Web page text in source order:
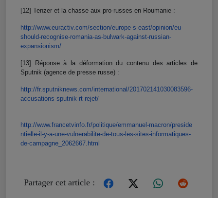
[12] Tenzer et la chasse aux pro-russes en Roumanie :
http://www.euractiv.com/section/europe-s-east/opinion/eu-
should-recognise-romania-as-bulwark-against-russian-
expansionism/
[13] Réponse à la déformation du contenu des articles de
Sputnik (agence de presse russe) :
http://fr.sputniknews.com/international/201702141030083596-
accusations-sputnik-rt-rejet/
http://www.francetvinfo.fr/pol itique/emmanuel-macron/preside
ntielle-il-y-a-une-vulnerabilite-de-tous-les-sites-informatiques-
de-campagne_2062667.html
Partager cet article :